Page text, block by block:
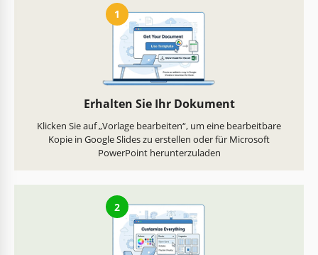
1
Erhalten Sie Ihr Dokument
Klicken Sie auf „Vorlage bearbeiten“, um eine bearbeitbare
Kopie in Google Slides zu erstellen oder für Microsoft
PowerPoint herunterzuladen
2